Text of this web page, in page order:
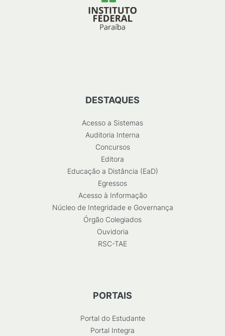
DESTAQUES
Acesso a Sistemas
Auditoria Interna
Concursos
Editora
Educação a Distância (EaD)
Egressos
Acesso à Informação
Núcleo de Integridade e Governança
Órgão Colegiados
Ouvidoria
RSC-TAE
PORTAIS
Portal do Estudante
Portal Integra